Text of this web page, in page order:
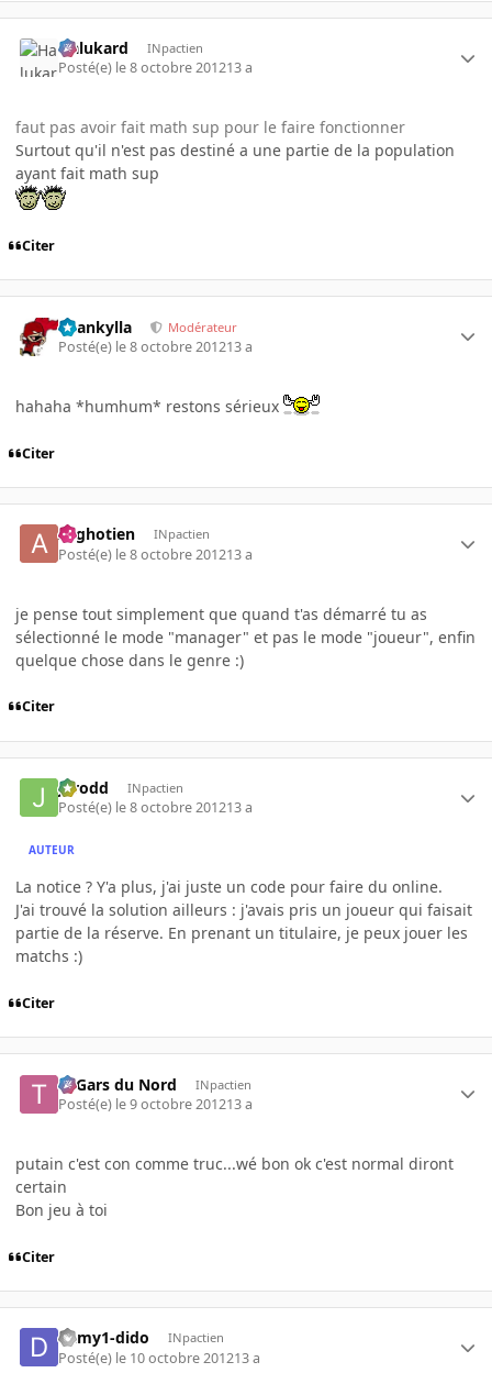
Halukard INpactien
Posté(e) le 8 octobre 201213 a
faut pas avoir fait math sup pour le faire fonctionner
Surtout qu'il n'est pas destiné a une partie de la population
ayant fait math sup
Citer
beankylla Modérateur
Posté(e) le 8 octobre 201213 a
hahaha *humhum* restons sérieux
Citer
Arghotien INpactien
Posté(e) le 8 octobre 201213 a
je pense tout simplement que quand t'as démarré tu as
sélectionné le mode "manager" et pas le mode "joueur", enfin
quelque chose dans le genre :)
Citer
Jarodd INpactien
Posté(e) le 8 octobre 201213 a
AUTEUR
La notice ? Y'a plus, j'ai juste un code pour faire du online.
J'ai trouvé la solution ailleurs : j'avais pris un joueur qui faisait
partie de la réserve. En prenant un titulaire, je peux jouer les
matchs :)
Citer
Ti Gars du Nord INpactien
Posté(e) le 9 octobre 201213 a
putain c'est con comme truc...wé bon ok c'est normal diront
certain
Bon jeu à toi
Citer
damy1-dido INpactien
Posté(e) le 10 octobre 201213 a